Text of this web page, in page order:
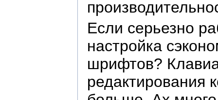
Если серьезно
настройка
шрифтов?
редактирования